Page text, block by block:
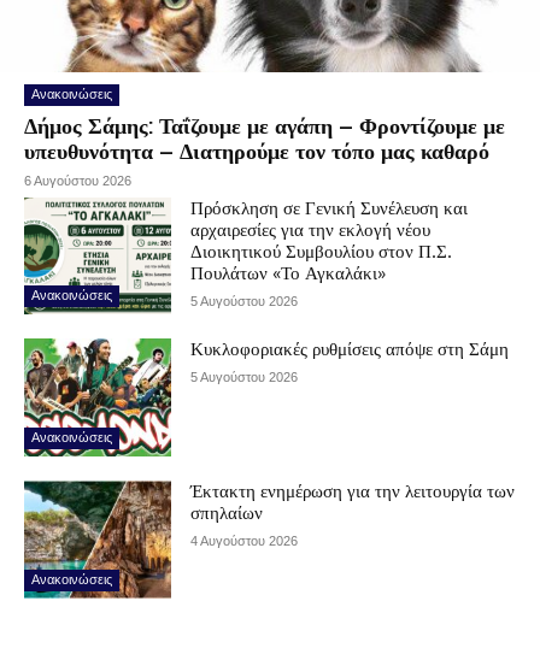
Ανακοινώσεις
Δήμος Σάμης: Ταΐζουμε με αγάπη – Φροντίζουμε με
υπευθυνότητα – Διατηρούμε τον τόπο μας καθαρό
6 Αυγούστου 2026
Ανακοινώσεις
Πρόσκληση σε Γενική Συνέλευση και
αρχαιρεσίες για την εκλογή νέου
Διοικητικού Συμβουλίου στον Π.Σ.
Πουλάτων «Το Αγκαλάκι»
5 Αυγούστου 2026
Ανακοινώσεις
Κυκλοφοριακές ρυθμίσεις απόψε στη Σάμη
5 Αυγούστου 2026
Ανακοινώσεις
Έκτακτη ενημέρωση για την λειτουργία των
σπηλαίων
4 Αυγούστου 2026